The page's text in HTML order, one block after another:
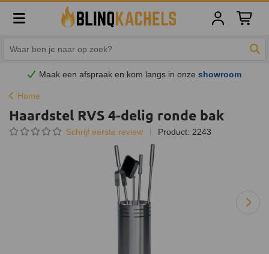
Maak een afspraak en kom langs in onzeshowroom
Home
Haardstel RVS 4-delig ronde bak
Schrijf eerste review Product: 2243